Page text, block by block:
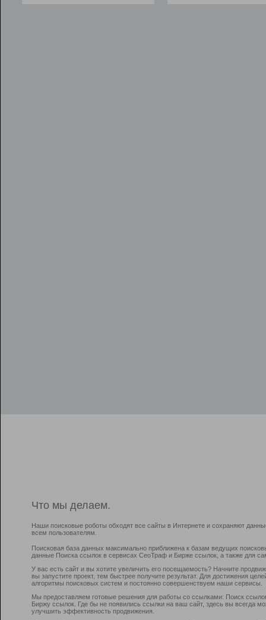
Что мы делаем.
Наши поисковые роботы обходят все сайты в Интернете и сохраняют
всем пользователям.
Поисковая база данных максимально приближена к базам ведущих
данные Поиска ссылок в сервисах СеоТраф и Бирже ссылок, а также для
У вас есть сайт и вы хотите увеличить его посещаемость? Начните
вы запустите проект, тем быстрее получите результат. Для достижения
алгоритмы поисковых систем и постоянно совершенствуем наши сервисы.
Мы предоставляем готовые решения для работы со ссылками: Поиск
Биржу ссылок. Где бы не появились ссылки на ваш сайт, здесь вы всегда
улучшить эффективность продвижения.